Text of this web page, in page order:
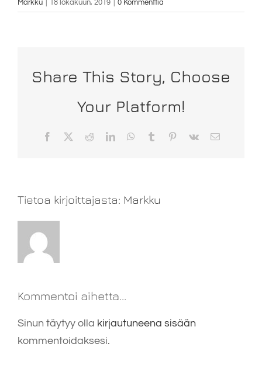
Markku 18 lokakuun, 2019 0 Kommenttia
Share This Story, Choose
Your Platform!
Facebook RedditLinkedInWhatsApp
Tumblr Pinterest
Vk Sähköposti
Tietoa kirjoittajasta: Markku
Kommentoi aihetta...
Sinun täytyy olla kirjautuneena sisään
kommentoidaksesi.